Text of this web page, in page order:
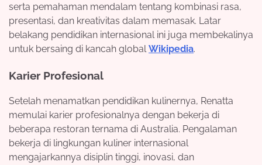
serta pemahaman mendalam tentang kombinasi rasa,
presentasi, dan kreativitas dalam memasak. Latar
belakang pendidikan internasional ini juga membekalinya
untuk bersaing di kancah global Wikipedia.
Karier Profesional
Setelah menamatkan pendidikan kulinernya, Renatta
memulai karier profesionalnya dengan bekerja di
beberapa restoran ternama di Australia. Pengalaman
bekerja di lingkungan kuliner internasional
mengajarkannya disiplin tinggi, inovasi, dan